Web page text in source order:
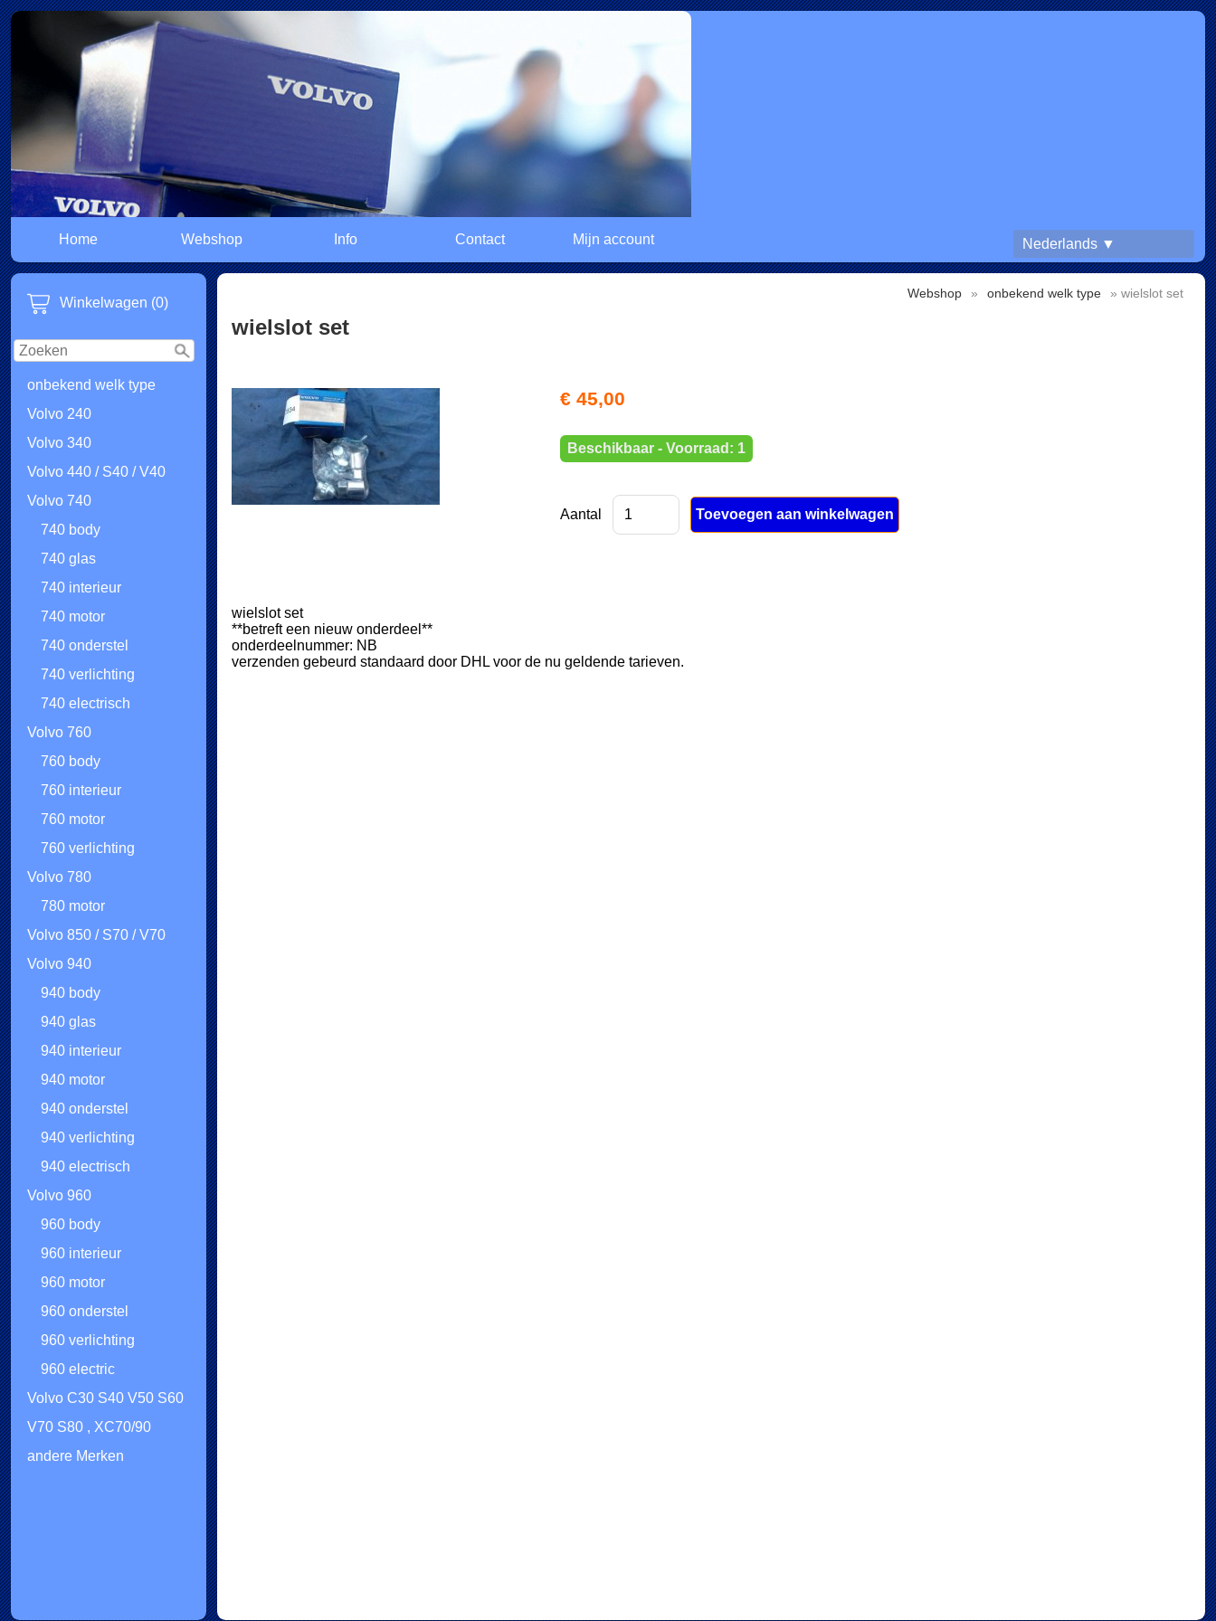
Nederlands ▼
Home Webshop Info Contact Mijn account
Winkelwagen (0)
onbekend welk type
Volvo 240
Volvo 340
Volvo 440 / S40 / V40
Volvo 740
740 body
740 glas
740 interieur
740 motor
740 onderstel
740 verlichting
740 electrisch
Volvo 760
760 body
760 interieur
760 motor
760 verlichting
Volvo 780
780 motor
Volvo 850 / S70 / V70
Volvo 940
940 body
940 glas
940 interieur
940 motor
940 onderstel
940 verlichting
940 electrisch
Volvo 960
960 body
960 interieur
960 motor
960 onderstel
960 verlichting
960 electric
Volvo C30 S40 V50 S60
V70 S80 , XC70/90
andere Merken
Webshop » onbekend welk type » wielslot set
wielslot set
€ 45,00
Beschikbaar - Voorraad: 1
Aantal
wielslot set
**betreft een nieuw onderdeel**
onderdeelnummer: NB
verzenden gebeurd standaard door DHL voor de nu geldende tarieven.